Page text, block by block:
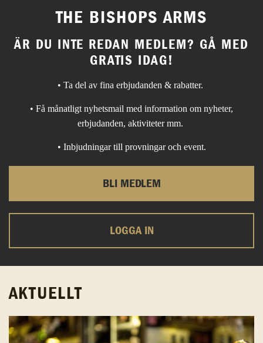
THE BISHOPS ARMS
ÄR DU INTE REDAN MEDLEM? GÅ MED
GRATIS IDAG!
• Ta del av fina erbjudanden & rabatter.
• Få månatligt nyhetsmail med information om nyheter,
erbjudanden, aktiviteter mm.
• Inbjudningar till provningar och event.
BLI MEDLEM
LOGGA IN
AKTUELLT